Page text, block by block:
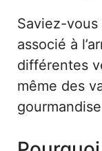
Saviez-
associé à
différentes
même des